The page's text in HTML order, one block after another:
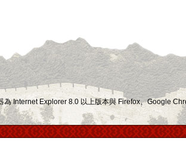
Internet Explorer 8.0 以上版本與 Firefox、Google